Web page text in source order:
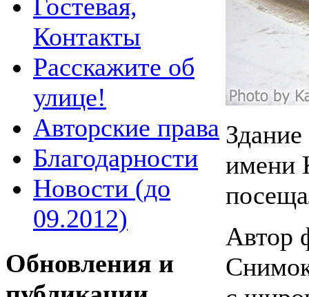
Гостевая,
Контакты
Расскажите об
улице!
Авторские права
Благодарности
Новости (до
09.2012)
Обновления и
имени
Автор